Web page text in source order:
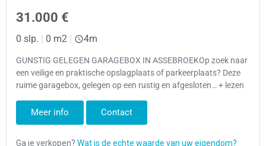
31.000 €
0 slp. | 0 m2 | 4m
GUNSTIG GELEGEN GARAGEBOX IN ASSEBROEKOp zoek naar
een veilige en praktische opslagplaats of parkeerplaats? Deze
ruime garagebox, gelegen op een rustig en afgesloten… + lezen
Meer info Contact